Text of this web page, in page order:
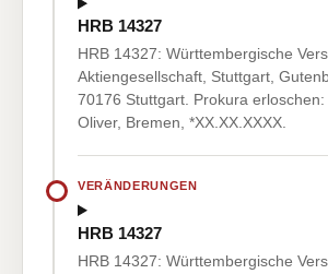
HRB 14327
HRB 14327: Württembergische
Aktiengesellschaft, Stuttgart,
70176 Stuttgart. Prokura
Oliver, Bremen, *XX.XX.XXXX.
VERÄNDERUNGEN
HRB 14327
HRB 14327: Württembergische